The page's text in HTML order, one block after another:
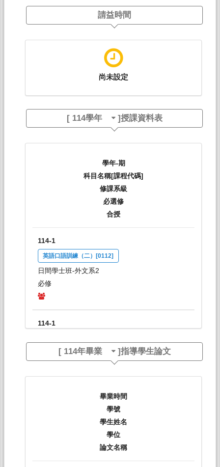
請益時間
尚未設定
[ 114學年 ]授課資料表
學年-期
科目名稱[課程代碼]
修課系級
必選修
合授
114-1
英語口語訓練（二）[0112]
日間學士班-外文系2
必修
114-1
日間學士班-外文系2
[ 114年畢業 ]指導學生論文
畢業時間
學號
學生姓名
學位
論文名稱